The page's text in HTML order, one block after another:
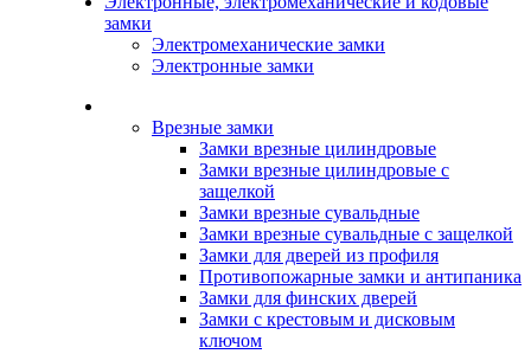
замки
Электромеханические замки
Электронные замки
Врезные замки
Замки врезные цилиндровые
Замки врезные цилиндровые с
защелкой
Замки врезные сувальдные
Замки врезные сувальдные с защелкой
Замки для дверей из профиля
Противопожарные замки и антипаника
Замки для финских дверей
Замки с крестовым и дисковым
ключом